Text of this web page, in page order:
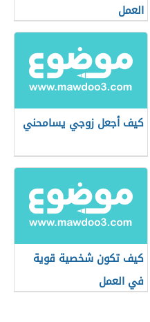
العمل
كيف أجعل زوجي يسامحني
كيف تكون شخصية قوية
في العمل